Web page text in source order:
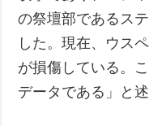
の祭壇部であるス
した。現在、ウス
が損傷している。
データである」と述